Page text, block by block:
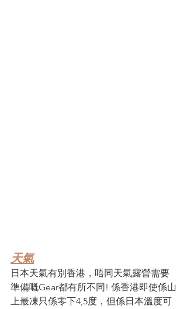
天氣
日本天氣有別香港，唔同天氣露營需要
準備嘅Gear都有所不同! 係香港即使係山
上最凍只係零下4,5度，但係日本溫度可